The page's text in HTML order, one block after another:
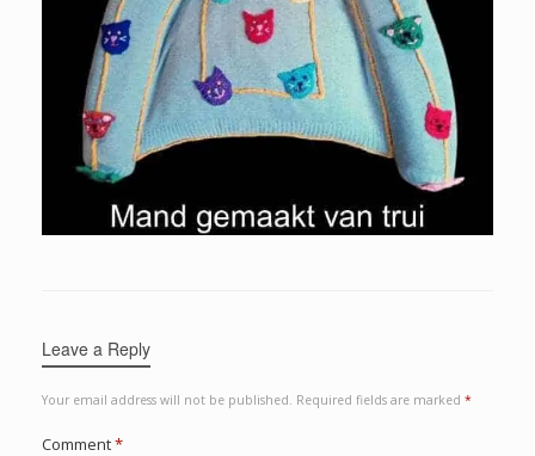
Leave a Reply
Your email address will not be published. Required fields are marked *
Comment*